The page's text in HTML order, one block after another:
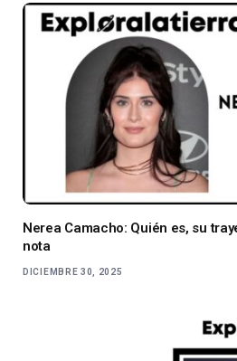
Nerea Camacho: Quién es, su
nota
DICIEMBRE 30, 2025